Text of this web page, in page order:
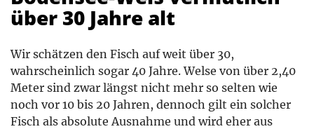
über 30 Jahre alt
Wir schätzen den Fisch auf weit über 30,
wahrscheinlich sogar 40 Jahre. Welse von über 2,40
Meter sind zwar längst nicht mehr so selten wie
noch vor 10 bis 20 Jahren, dennoch gilt ein solcher
Fisch als absolute Ausnahme und wird eher aus